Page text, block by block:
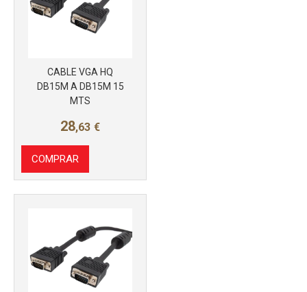
CABLE VGA HQ
DB15M A DB15M 15
MTS
28,63 €
COMPRAR